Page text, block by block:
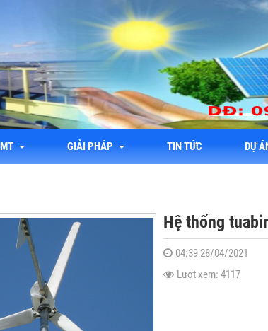
GIẢI PHÁP TIN TỨC DỰ
Hệ thống
04:39 28/04/2021
Lượt xem: 4117